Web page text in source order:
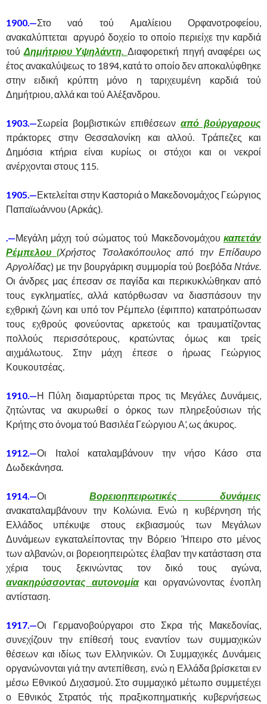
1900.—Στο ναό τού Αμαλίειου Ορφανοτροφείου,
ανακαλύπτεται αργυρό δοχείο το οποίο περιείχε την καρδιά
τούΔημήτριου Υψηλάντη.Διαφορετική πηγή αναφέρει ως
έτος ανακαλύψεως το 1894, κατά το οποίο δεν αποκαλύφθηκε
στην ειδική κρύπτη μόνο η ταριχευμένη καρδιά τού
Δημήτριου, αλλά και τού Αλέξανδρου.
1903.—Σωρεία βομβιστικών επιθέσεων από βούργαρους
πράκτορες στην Θεσσαλονίκη και αλλού. Τράπεζες και
Δημόσια κτήρια είναι κυρίως οι στόχοι και οι νεκροί
ανέρχονται στους 115.
1905.—Εκτελείται στην Καστοριά ο Μακεδονομάχος Γεώργιος
Παπαϊωάννου (Αρκάς).
.—Μεγάλη μάχη τού σώματος τού Μακεδονομάχου καπετάν
Ρέμπελου (Χρήστος Τσολακόπουλος από την Επίδαυρο
Αργολίδας) με την βουργάρικη συμμορία τού βοεβόδα Ντάνε.
Οι άνδρες μας έπεσαν σε παγίδα και περικυκλώθηκαν από
τους εγκληματίες, αλλά κατόρθωσαν να διασπάσουν την
εχθρική ζώνη και υπό τον Ρέμπελο (έφιππο) κατατρόπωσαν
τους εχθρούς φονεύοντας αρκετούς και τραυματίζοντας
πολλούς περισσότερους, κρατώντας όμως και τρείς
αιχμάλωτους. Στην μάχη έπεσε ο ήρωας Γεώργιος
Κουκουτσέας.
1910.—Η Πύλη διαμαρτύρεται προς τις Μεγάλες Δυνάμεις,
ζητώντας να ακυρωθεί ο όρκος των πληρεξούσιων τής
Κρήτης στο όνομα τού Βασιλέα Γεώργιου Α’, ως άκυρος.
1912.—Οι Ιταλοί καταλαμβάνουν την νήσο Κάσο στα
Δωδεκάνησα.
1914.—Οι Βορειοηπειρωτικές δυνάμεις
ανακαταλαμβάνουν την Κολώνια. Ενώ η κυβέρνηση τής
Ελλάδος υπέκυψε στους εκβιασμούς των Μεγάλων
Δυνάμεων εγκαταλείποντας την Βόρειο Ήπειρο στο μένος
των αλβανών, οι βορειοηπειρώτες έλαβαν την κατάσταση στα
χέρια τους ξεκινώντας τον δικό τους αγώνα,
ανακηρύσσοντας αυτονομίακαι οργανώνοντας ένοπλη
αντίσταση.
1917.—Οι Γερμανοβούργαροι στο Σκρα τής Μακεδονίας,
συνεχίζουν την επίθεσή τους εναντίον των συμμαχικών
θέσεων και ιδίως των Ελληνικών. Οι Συμμαχικές Δυνάμεις
οργανώνονται γιά την αντεπίθεση, ενώ η Ελλάδα βρίσκεται εν
μέσω Εθνικού Διχασμού. Στο συμμαχικό μέτωπο συμμετέχει
ο Εθνικός Στρατός τής πραξικοπηματικής κυβερνήσεως